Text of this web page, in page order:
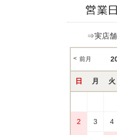
営業
⇒実店舗